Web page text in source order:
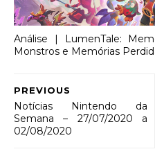
Análise | LumenTale:
Monstros e Memórias
PREVIOUS
Notícias Nintendo da
Semana – 27/07/2020 a
02/08/2020